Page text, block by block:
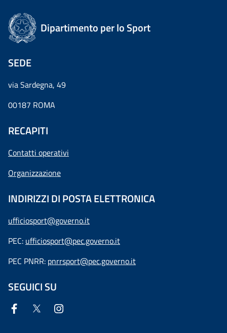
Dipartimento per lo Sport
SEDE
via Sardegna, 49
00187 ROMA
RECAPITI
Contatti operativi
Organizzazione
INDIRIZZI DI POSTA ELETTRONICA
ufficiosport@governo.it
PEC: ufficiosport@pec.governo.it
PEC PNRR: pnrrsport@pec.governo.it
SEGUICI SU